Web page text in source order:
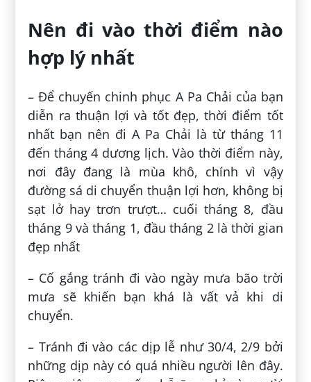
Nên đi vào thời điểm nào
hợp lý nhất
– Để chuyến chinh phục A Pa Chải của bạn
diễn ra thuận lợi và tốt đẹp, thời điểm tốt
nhất bạn nên đi A Pa Chải là từ tháng 11
đến tháng 4 dương lịch. Vào thời điểm này,
nơi đây đang là mùa khô, chính vì vậy
đường sá di chuyển thuận lợi hơn, không bị
sạt lở hay trơn trượt… cuối tháng 8, đầu
tháng 9 và tháng 1, đầu tháng 2 là thời gian
đẹp nhất
– Cố gắng tránh đi vào ngày mưa bão trời
mưa sẽ khiến bạn khá là vất vả khi di
chuyển.
– Tránh đi vào các dịp lễ như 30/4, 2/9 bởi
những dịp này có quá nhiều người lên đây.